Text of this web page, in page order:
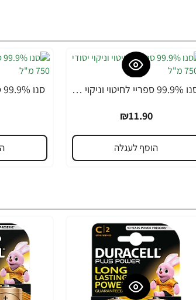
סנו 99.9% ספריי לחיטוי וניקוי יסודי - 750 מ"ל
₪11.90
הוסף לעגלה